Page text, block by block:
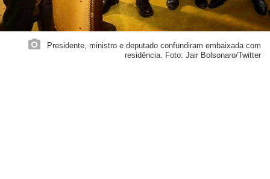
Presidente, ministro e deputado confundiram embaixada com
residência. Foto: Jair Bolsonaro/Twitter